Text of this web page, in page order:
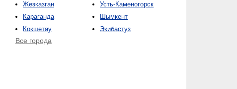
Жезказган
Караганда
Кокшетау
Усть-Каменогорск
Шымкент
Экибастуз
Все города